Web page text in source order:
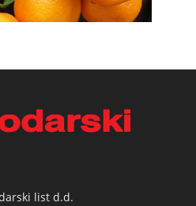
list d.d.